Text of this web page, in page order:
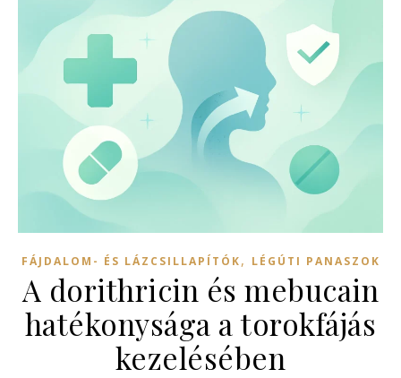
FÁJDALOM- ÉS LÁZCSILLAPÍTÓK, LÉGÚTI PANASZOK
A dorithricin és mebucain
hatékonysága a torokfájás
kezelésében